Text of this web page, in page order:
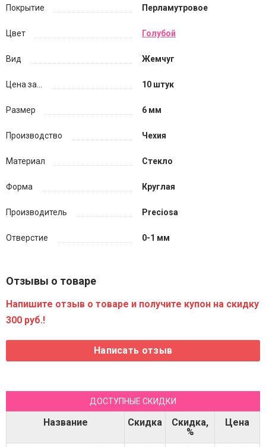
Покрытие Перламутровое
Цвет Голубой
Вид Жемчуг
Цена за... 10 штук
Размер 6 мм
Производство Чехия
Материал Стекло
Форма Круглая
Производитель Preciosa
Отверстие 0-1 мм
Отзывы о товаре
Напишите отзыв о товаре и получите купон на скидку
300 руб.!
ДОСТУПНЫЕ СКИДКИ
Название Скидка
Скидка,
%
Цена